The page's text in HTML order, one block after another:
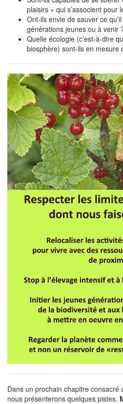
plaisirs » qui s’associent pour
Ont-ils envie de sauver ce
générations jeunes ou à venir
Quelle écologie (c’est-à-dire
biosphère) sont-ils en mesure
Dans un prochain chapitre consacré
nous présenterons quelques pistes.